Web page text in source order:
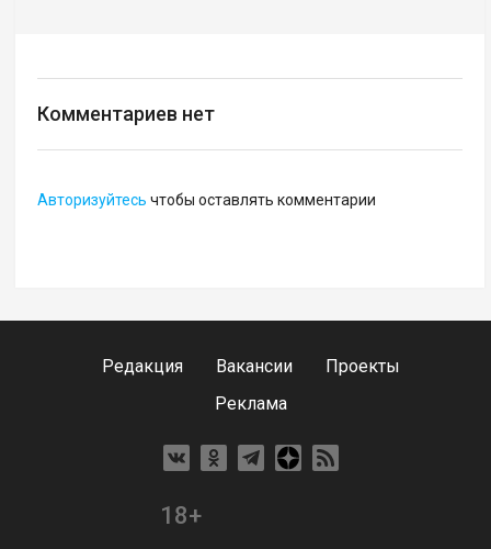
Комментариев нет
Авторизуйтесь чтобы оставлять комментарии
Редакция Вакансии
Проекты
Реклама
18+